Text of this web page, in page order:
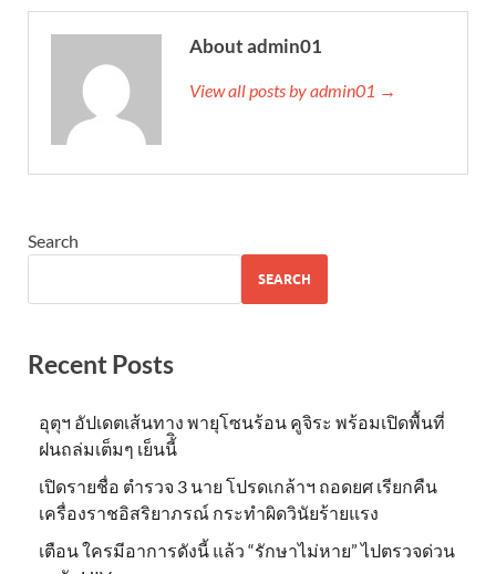
About admin01
View all posts by admin01 →
Search
SEARCH
Recent Posts
อุตุฯ อัปเดตเส้นทาง พายุโซนร้อน คูจิระ พร้อมเปิดพื้นที่
ฝนถล่มเต็มๆ เย็นนี้ิ
เปิดรายชื่อ ตำรวจ 3 นาย โปรดเกล้าฯ ถอดยศ เรียกคืน
เครื่องราชอิสริยาภรณ์ กระทำผิดวินัยร้ายแรง
เตือน ใครมีอาการดังนี้ แล้ว “รักษาไม่หาย” ไปตรวจด่วน